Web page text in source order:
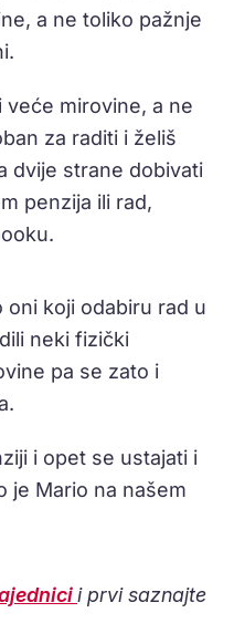
a ne toliko pažnje
mirovine, a ne
za raditi i želiš
dvije strane dobivati
penzija ili rad,
koji odabiru rad u
neki fizički
pa se zato i
i opet se ustajati i
je Mario na našem
i prvi saznajte